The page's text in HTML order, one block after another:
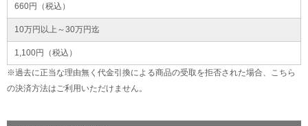
660円（税込）
10万円以上～30万円迄
1,100円（税込）
※過去に正当な理由無く代金引換による商品の受取を拒否された場合、こちら
の決済方法はご利用いただけません。